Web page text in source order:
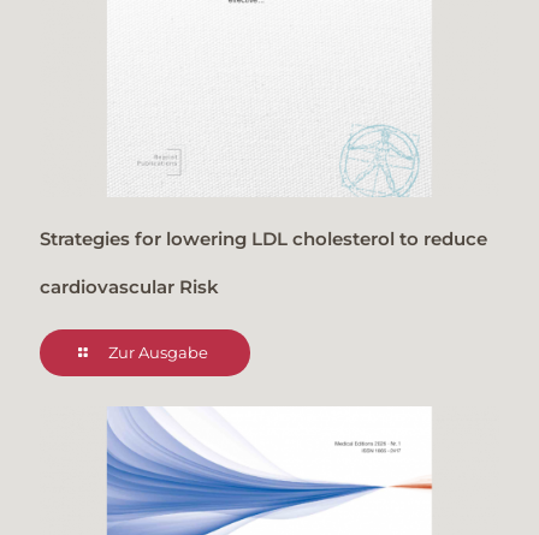
Strategies for lowering LDL cholesterol to reduce
cardiovascular Risk
Zur Ausgabe